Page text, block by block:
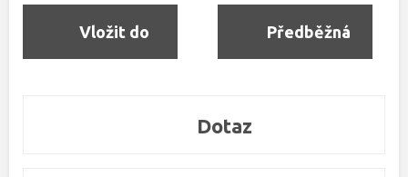
Vložit do Předběžná
Dotaz